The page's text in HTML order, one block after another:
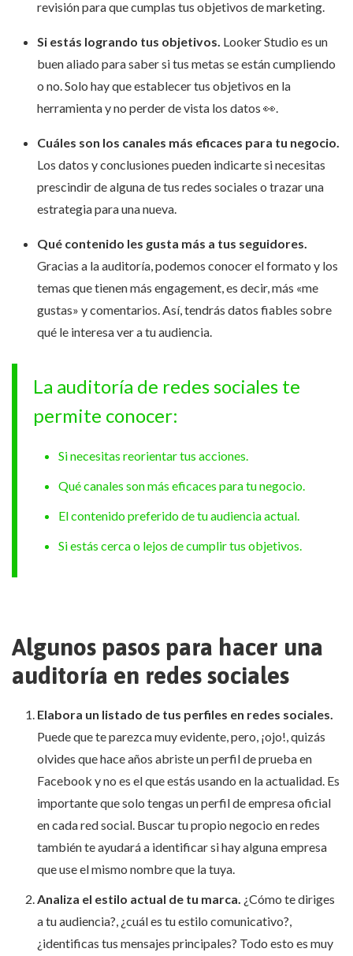
revisión para que cumplas tus objetivos de marketing.
Si estás logrando tus objetivos. Looker Studio es un
buen aliado para saber si tus metas se están cumpliendo
o no. Solo hay que establecer tus objetivos en la
herramienta y no perder de vista los datos 👀.
Cuáles son los canales más eficaces para tu negocio.
Los datos y conclusiones pueden indicarte si necesitas
prescindir de alguna de tus redes sociales o trazar una
estrategia para una nueva.
Qué contenido les gusta más a tus seguidores.
Gracias a la auditoría, podemos conocer el formato y los
temas que tienen más engagement, es decir, más «me
gustas» y comentarios. Así, tendrás datos fiables sobre
qué le interesa ver a tu audiencia.
La auditoría de redes sociales te
permite conocer:
Si necesitas reorientar tus acciones.
Qué canales son más eficaces para tu negocio.
El contenido preferido de tu audiencia actual.
Si estás cerca o lejos de cumplir tus objetivos.
Algunos pasos para hacer una
auditoría en redes sociales
Elabora un listado de tus perfiles en redes sociales.
Puede que te parezca muy evidente, pero, ¡ojo!, quizás
olvides que hace años abriste un perfil de prueba en
Facebook y no es el que estás usando en la actualidad. Es
importante que solo tengas un perfil de empresa oficial
en cada red social. Buscar tu propio negocio en redes
también te ayudará a identificar si hay alguna empresa
que use el mismo nombre que la tuya.
Analiza el estilo actual de tu marca. ¿Cómo te diriges
a tu audiencia?, ¿cuál es tu estilo comunicativo?,
¿identificas tus mensajes principales? Todo esto es muy